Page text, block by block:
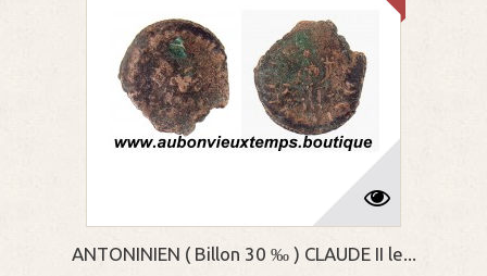
ANTONINIEN ( Billon 30 ‰ ) CLAUDE II le...